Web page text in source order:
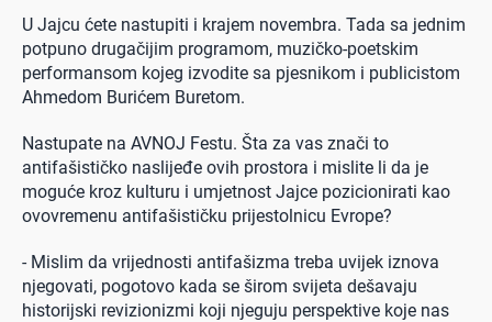
U Jajcu ćete nastupiti i krajem novembra. Tada sa jednim
potpuno drugačijim programom, muzičko-poetskim
performansom kojeg izvodite sa pjesnikom i publicistom
Ahmedom Burićem Buretom.
Nastupate na AVNOJ Festu. Šta za vas znači to
antifašističko naslijeđe ovih prostora i mislite li da je
moguće kroz kulturu i umjetnost Jajce pozicionirati kao
ovovremenu antifašističku prijestolnicu Evrope?
- Mislim da vrijednosti antifašizma treba uvijek iznova
njegovati, pogotovo kada se širom svijeta dešavaju
historijski revizionizmi koji njeguju perspektive koje nas